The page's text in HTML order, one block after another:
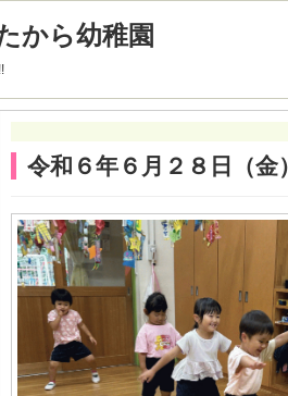
から幼稚園
令和６年６月２８日（金